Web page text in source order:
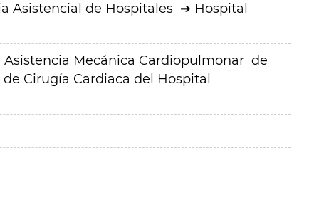
Asistencial de Hospitales
Hospital
Mecánica Cardiopulmonar de
Cirugía Cardiaca del Hospital